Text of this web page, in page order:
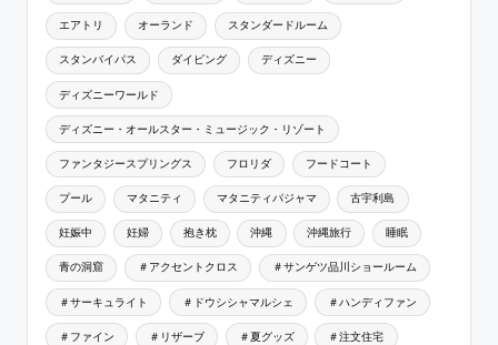
エアトリ オーランド スタンダードルーム
スタンバイパス ダイビング ディズニー
ディズニーワールド
ディズニー・オールスター・ミュージック・リゾート
ファンタジースプリングス フロリダ フードコート
プール マタニティ マタニティパジャマ 古宇利島
妊娠中 妊婦 抱き枕 沖縄 沖縄旅行 睡眠
青の洞窟 ＃アクセントクロス ＃サンゲツ品川ショールーム
＃サーキュライト ＃ドウシシャマルシェ ＃ハンディファン
＃ファイン ＃リザーブ ＃夏グッズ ＃注文住宅